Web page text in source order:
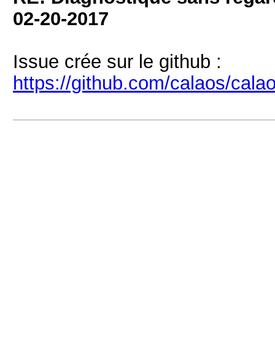
02-20-2017
Issue crée sur le github :
https://github.com/calaos/